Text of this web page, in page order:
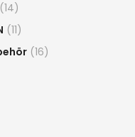
(14)
(11)
(16)